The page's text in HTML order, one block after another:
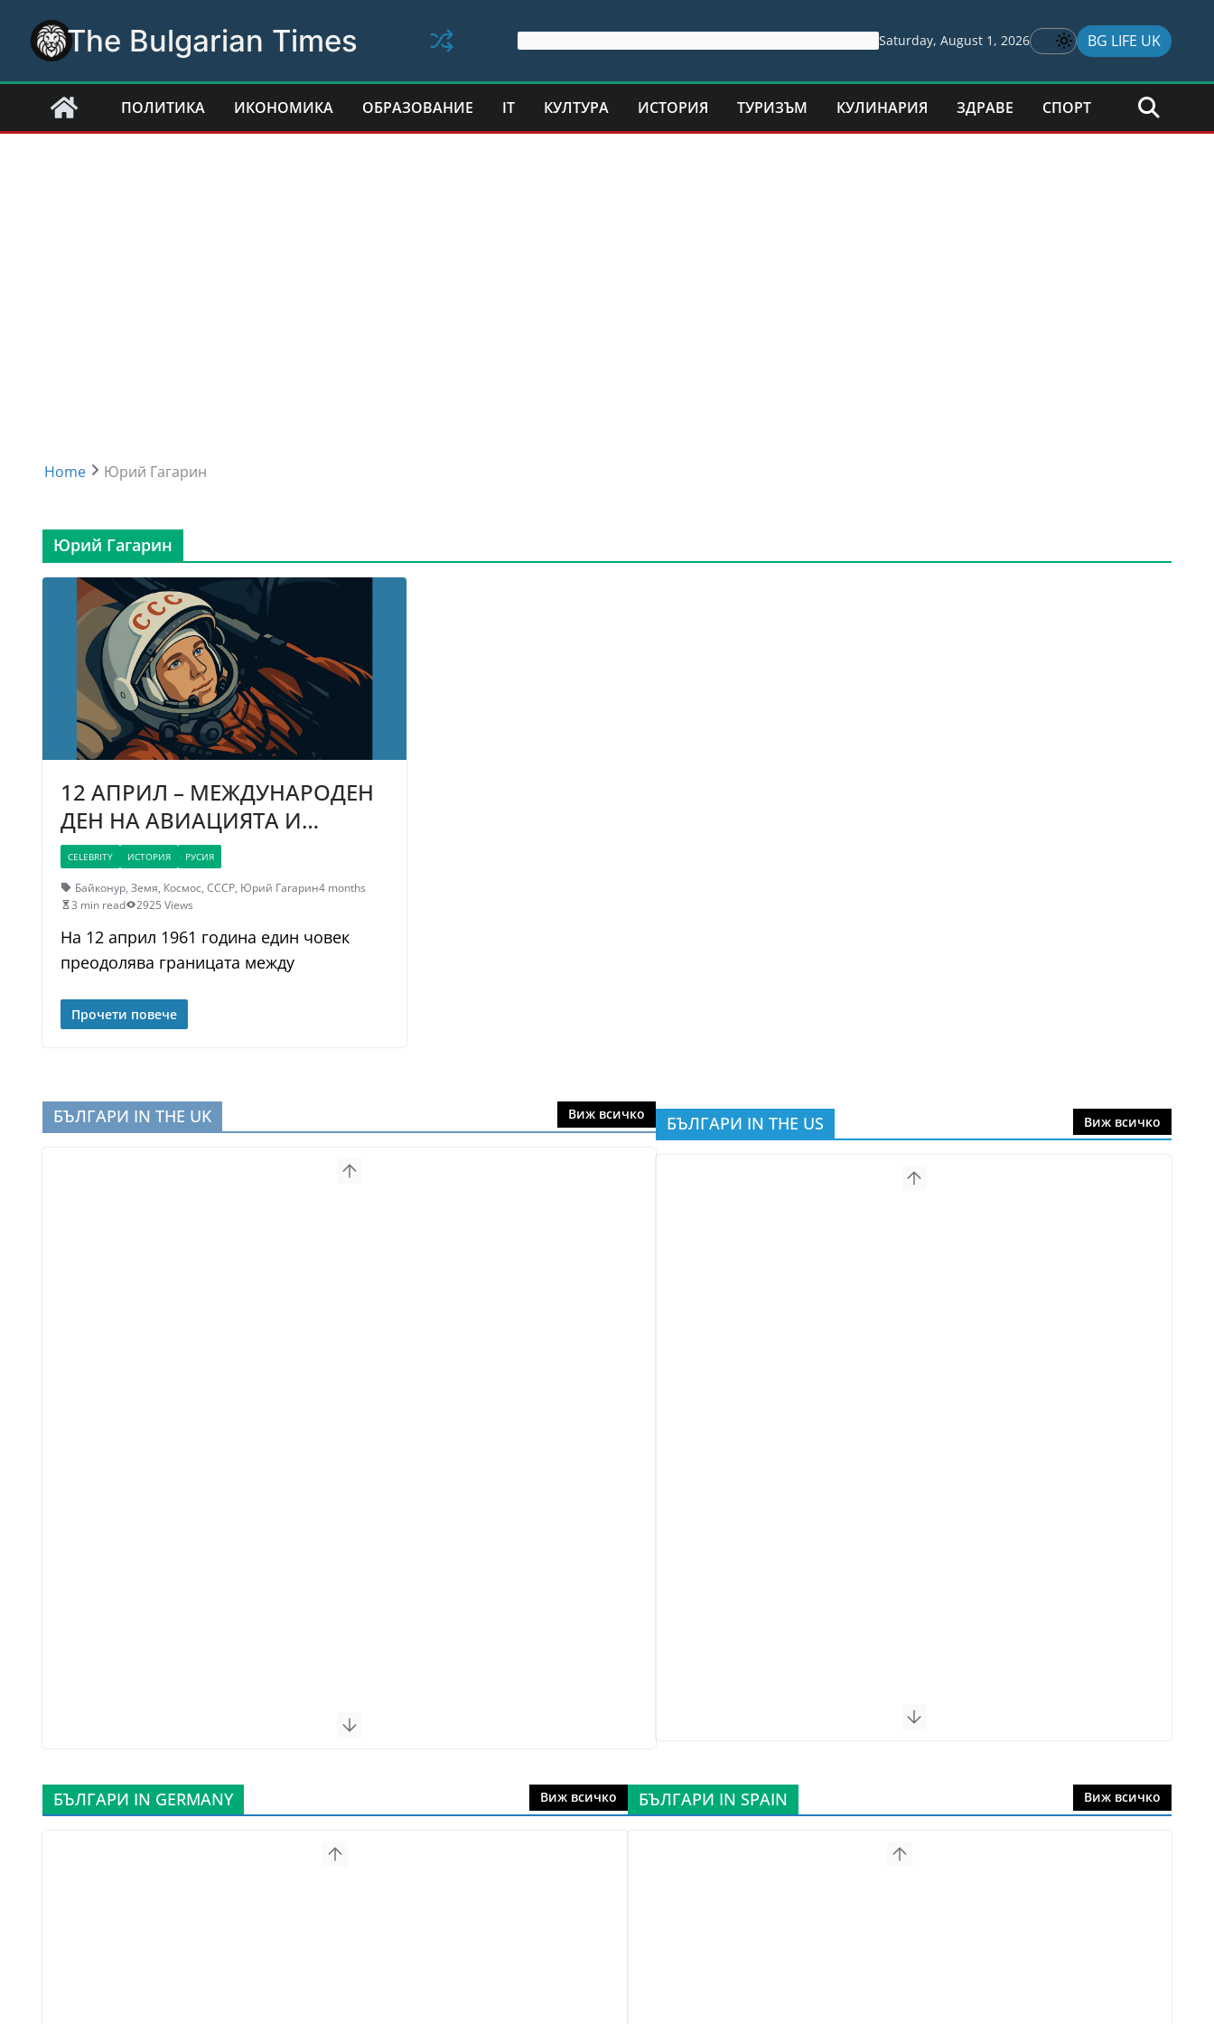
content
The Bulgarian Times Saturday, August 1, 2026 BG LIFE UK
ПОЛИТИКА ИКОНОМИКА ОБРАЗОВАНИЕ IT КУЛТУРА ИСТОРИЯ ТУРИЗЪМ КУЛИНАРИЯ ЗДРАВЕ СПОРТ
Home Юрий Гагарин
Юрий Гагарин
12 АПРИЛ – МЕЖДУНАРОДЕН
ДЕН НА АВИАЦИЯТА И…
CELEBRITY ИСТОРИЯ РУСИЯ
Байконур, Земя, Космос, СССР, Юрий Гагарин4 months
3 min read
2925 Views
На 12 април 1961 година един човек
преодолява границата между
Прочети повече
БЪЛГАРИ IN THE UK Виж всичко БЪЛГАРИ IN THE US Виж всичко
БЪЛГАРИ IN GERMANY Виж всичко БЪЛГАРИ IN SPAIN Виж всичко